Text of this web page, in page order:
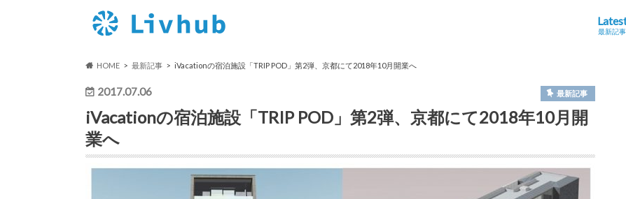
最新記事
HOME 最新記事 iVacationの宿泊施設「TRIP POD」第2弾、京都にて2018年10月開業へ
2017.07.06 最新記事
iVacationの宿泊施設「TRIP POD」第2弾、京都にて2018年10月開
業へ